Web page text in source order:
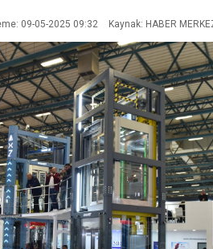
09-05-2025 09:32 Kaynak: HABER